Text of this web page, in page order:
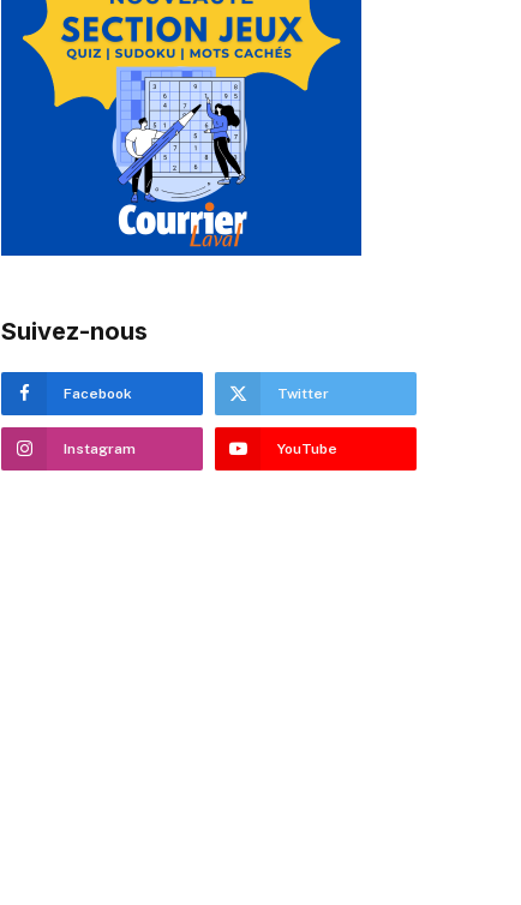
Suivez-nous
Facebook Twitter
Instagram YouTube